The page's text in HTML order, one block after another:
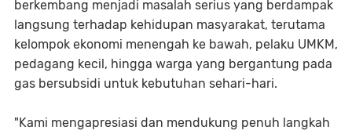
berkembang menjadi masalah serius yang berdampak
langsung terhadap kehidupan masyarakat, terutama
kelompok ekonomi menengah ke bawah, pelaku UMKM,
pedagang kecil, hingga warga yang bergantung pada
gas bersubsidi untuk kebutuhan sehari-hari.
"Kami mengapresiasi dan mendukung penuh langkah